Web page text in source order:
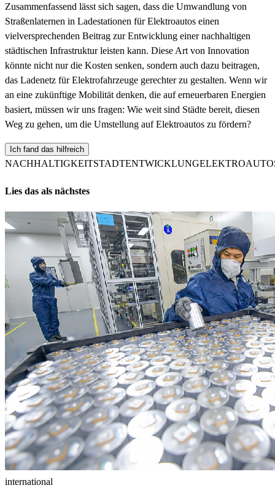
Zusammenfassend lässt sich sagen, dass die Umwandlung von
Straßenlaternen in Ladestationen für Elektroautos einen
vielversprechenden Beitrag zur Entwicklung einer nachhaltigen
städtischen Infrastruktur leisten kann. Diese Art von Innovation
könnte nicht nur die Kosten senken, sondern auch dazu beitragen,
das Ladenetz für Elektrofahrzeuge gerechter zu gestalten. Wenn wir
an eine zukünftige Mobilität denken, die auf erneuerbaren Energien
basiert, müssen wir uns fragen: Wie weit sind Städte bereit, diesen
Weg zu gehen, um die Umstellung auf Elektroautos zu fördern?
Ich fand das hilfreich
NACHHALTIGKEITSTADTENTWICKLUNG
Lies das als nächstes
international